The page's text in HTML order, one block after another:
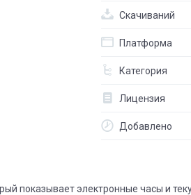
Скачиваний
Платформа
Категория
Лицензия
Добавлено
показывает электронные часы и